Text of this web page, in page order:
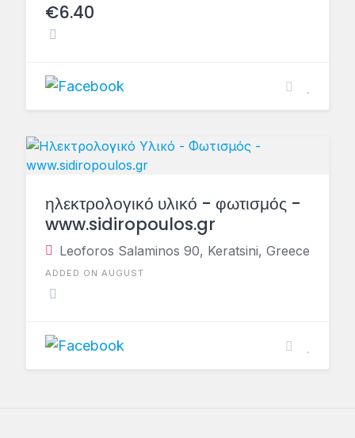
€6.40
ηλεκτρολογικό υλικό - φωτισμός -
www.sidiropoulos.gr
Leoforos Salaminos 90, Keratsini, Greece
ADDED ON AUGUST